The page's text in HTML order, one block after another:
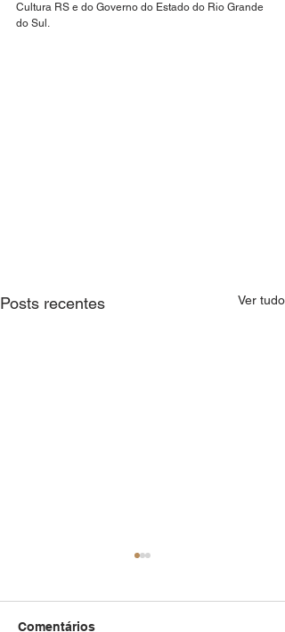
Cultura RS e do Governo do Estado do Rio Grande
do Sul.
Posts recentes Ver tudo
Comentários